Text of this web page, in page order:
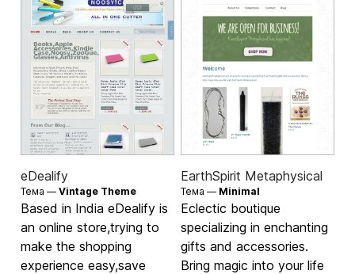
eDealify
Тема —Vintage Theme
Based in India eDealify is
an online store,trying to
make the shopping
experience easy,save
EarthSpirit Metaphysical
Тема — Minimal
Eclectic boutique
specializing in enchanting
gifts and accessories.
Bring magic into your life